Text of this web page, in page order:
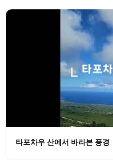
타포차우 산에서 바라본 풍경